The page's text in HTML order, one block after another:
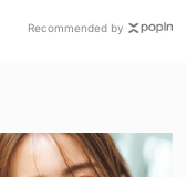
Recommended by